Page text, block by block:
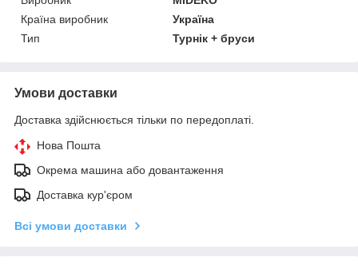
Країна виробник
Україна
Тип
Турнік + бруси
Умови доставки
Доставка здійснюється тільки по передоплаті.
Нова Пошта
Окрема машина або довантаження
Доставка кур'єром
Всі умови доставки